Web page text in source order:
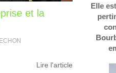
et la
Lire l'article
Elle